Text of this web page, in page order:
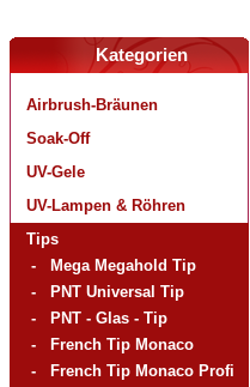
Kategorien
Airbrush-Bräunen
Soak-Off
UV-Gele
UV-Lampen & Röhren
Tips
-
Mega Megahold Tip
-
PNT Universal Tip
-
PNT - Glas - Tip
-
French Tip Monaco
-
French Tip Monaco Profi